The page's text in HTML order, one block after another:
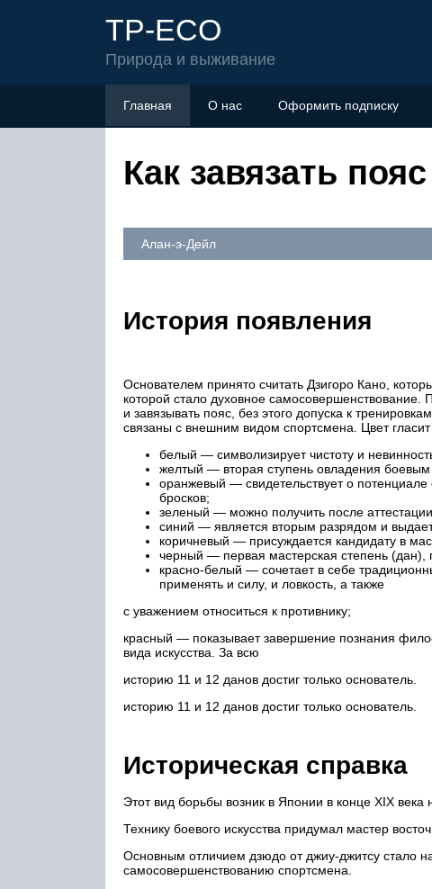
TP-ECO
Природа и выживание
Главная О нас Оформить подписку
Как завязать
Алан-э-Дейл
История появления
Основателем принято считать Дзигоро Кано,
которой стало духовное
и завязывать пояс, без этого допуска к
связаны с внешним видом спортсмена. Цвет
белый — символизирует чистоту и
желтый — вторая ступень овладения
оранжевый — свидетельствует о
бросков;
зеленый — можно получить после
синий — является вторым разрядом и
коричневый — присуждается кандидату в
черный — первая мастерская степень (дан),
красно-белый — сочетает в себе
применять и силу, и ловкость, а также
с уважением относиться к противнику;
красный — показывает завершение познания
вида искусства. За всю
историю 11 и 12 данов достиг только основатель.
историю 11 и 12 данов достиг только основатель.
Историческая справка
Этот вид борьбы возник в Японии в конце XIX
Технику боевого искусства придумал мастер
Основным отличием дзюдо от джиу-джитсу стало
самосовершенствованию спортсмена.